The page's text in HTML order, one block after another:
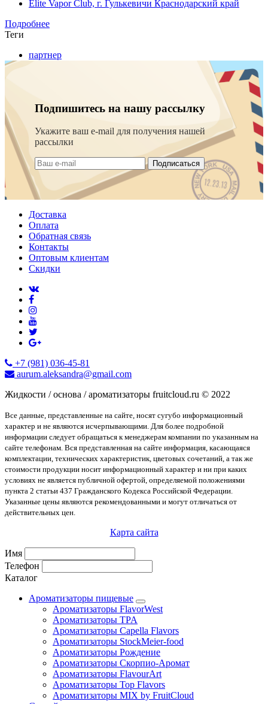
Elite Vapor Club, г. Гулькевичи Краснодарский край
Подробнее
Теги
партнер
Подпишитесь на нашу рассылку
Укажите ваш e-mail для получения нашей
рассылки
Подписаться
Доставка
Оплата
Обратная связь
Контакты
Оптовым клиентам
Скидки
+7 (981) 036-45-81
aurum.aleksandra@gmail.com
Жидкости / основа / ароматизаторы fruitcloud.ru © 2022
Все данные, представленные на сайте, носят сугубо информационный
характер и не являются исчерпывающими. Для более подробной
информации следует обращаться к менеджерам компании по указанным на
сайте телефонам. Вся представленная на сайте информация, касающаяся
комплектации, технических характеристик, цветовых сочетаний, а так же
стоимости продукции носит информационный характер и ни при каких
условиях не является публичной офертой, определяемой положениями
пункта 2 статьи 437 Гражданского Кодекса Российской Федерации.
Указанные цены являются рекомендованными и могут отличаться от
действительных цен.
Карта сайта
Имя
Телефон
Каталог
Ароматизаторы пищевые
Ароматизаторы FlavorWest
Ароматизаторы TPA
Ароматизаторы Capella Flavors
Ароматизаторы StockMeier-food
Ароматизаторы Рождение
Ароматизаторы Скорпио-Аромат
Ароматизаторы FlavourArt
Ароматизаторы Top Flavors
Ароматизаторы MIX by FruitCloud